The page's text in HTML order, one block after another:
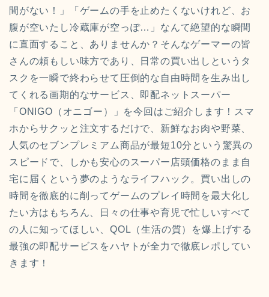
間がない！」「ゲームの手を止めたくないけれど、お
腹が空いたし冷蔵庫が空っぽ…」なんて絶望的な瞬間
に直面すること、ありませんか？そんなゲーマーの皆
さんの頼もしい味方であり、日常の買い出しというタ
スクを一瞬で終わらせて圧倒的な自由時間を生み出し
てくれる画期的なサービス、即配ネットスーパー
「ONIGO（オニゴー）」を今回はご紹介します！スマ
ホからサクッと注文するだけで、新鮮なお肉や野菜、
人気のセブンプレミアム商品が最短10分という驚異の
スピードで、しかも安心のスーパー店頭価格のまま自
宅に届くという夢のようなライフハック。買い出しの
時間を徹底的に削ってゲームのプレイ時間を最大化し
たい方はもちろん、日々の仕事や育児で忙しいすべて
の人に知ってほしい、QOL（生活の質）を爆上げする
最強の即配サービスをハヤトが全力で徹底レポしてい
きます！